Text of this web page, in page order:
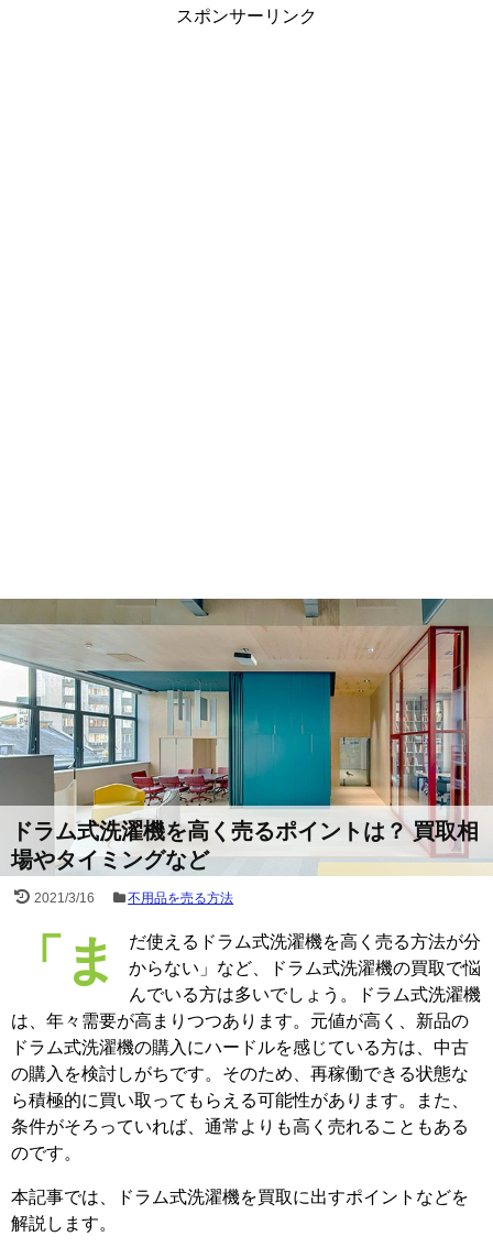
スポンサーリンク
ドラム式洗濯機を高く売るポイントは？ 買取相
場やタイミングなど
2021/3/16 不用品を売る方法
「まだ使えるドラム式洗濯機を高く売る方法が分
からない」など、ドラム式洗濯機の買取で悩
んでいる方は多いでしょう。ドラム式洗濯機
は、年々需要が高まりつつあります。元値が高く、新品の
ドラム式洗濯機の購入にハードルを感じている方は、中古
の購入を検討しがちです。そのため、再稼働できる状態な
ら積極的に買い取ってもらえる可能性があります。また、
条件がそろっていれば、通常よりも高く売れることもある
のです。
本記事では、ドラム式洗濯機を買取に出すポイントなどを
解説します。